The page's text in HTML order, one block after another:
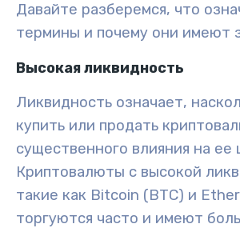
Давайте разберемся, что
термины и почему они имеют
Высокая ликвидность
Ликвидность означает,
купить или продать
существенного влияния на ее
Криптовалюты с высокой
такие как Bitcoin (BTC) и
торгуются часто и имеют